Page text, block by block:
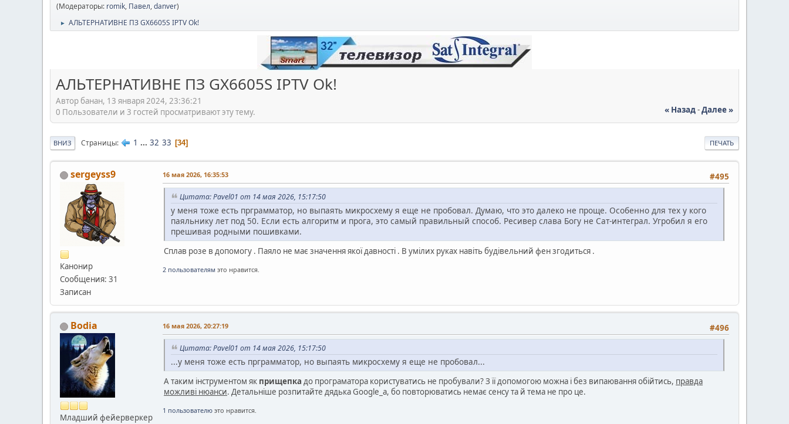
(Модераторы: romik, Павел,danver)
► АЛЬТЕРНАТИВНЕ ПЗ GX6605S IPTV Ok!
АЛЬТЕРНАТИВНЕ ПЗ GX6605S IPTV Ok!
Автор банан, 13 января 2024, 23:36:21
« Назад-Далее »
0 Пользователи и 3 гостей просматривают эту тему.
ПЕЧАТЬ
ВНИЗ Страницы 1 ... 32 33 34
sergeyss9
Канонир
Сообщения: 31
Записан
#495
16 мая 2026, 16:35:53
Цитата: Pavel01 от 14 мая 2026, 15:17:50
у меня тоже есть прграмматор, но выпаять микросхему я еще не пробовал. Думаю, что это далеко не проще. Особенно для тех у кого
паяльнику лет под 50. Если есть алгоритм и прога, это самый правильный способ. Ресивер слава Богу не Сат-интеграл. Угробил я его
прешивая родными пошивками.
Сплав розе в допомогу . Паяло не має значення якої давності . В умілих руках навіть будівельний фен згодиться .
2 пользователям это нравится.
Bodia
Младший фейерверкер
#496
16 мая 2026, 20:27:19
Цитата: Pavel01 от 14 мая 2026, 15:17:50
...у меня тоже есть прграмматор, но выпаять микросхему я еще не пробовал...
А таким інструментом як прищепка до програматора користуватись не пробували? З її допомогою можна і без випаювання обійтись, правда
можливі нюанси. Детальніше розпитайте дядька Google_a, бо повторюватись немає сенсу та й тема не про це.
1 пользователю это нравится.